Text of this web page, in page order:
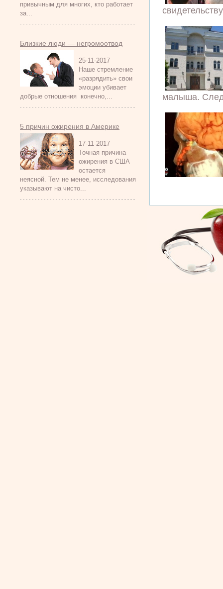
привычным для многих, кто работает
за...
Близкие люди — негромоотвод
25-11-2017
Наше стремление
«разрядить» свои
эмоции убивает
добрые отношения конечно,...
5 причин ожирения в Америке
17-11-2017
Точная причина
ожирения в США
остается
неясной. Тем не менее, исследования
указывают на чисто...
малыша.